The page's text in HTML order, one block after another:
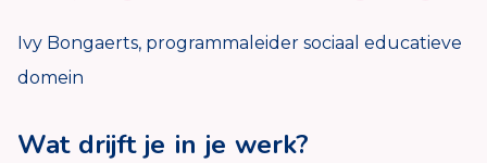
Ivy Bongaerts, programmaleider sociaal educatieve
domein
Wat drijft je in je werk?